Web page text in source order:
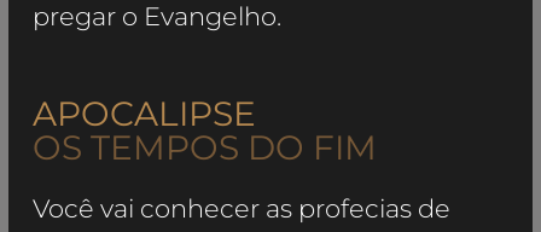
pregar o Evangelho.
APOCALIPSE
OS TEMPOS DO FIM
Você vai conhecer as profecias de